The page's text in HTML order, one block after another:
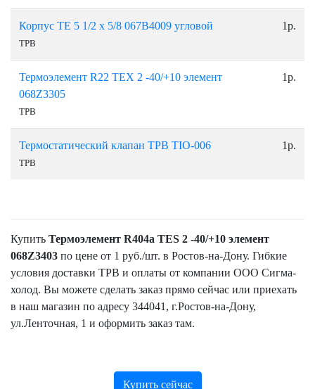
Корпус ТЕ 5 1/2 x 5/8 067B4009 угловой
ТРВ
1р.
Термоэлемент R22 TEX 2 -40/+10 элемент
068Z3305
ТРВ
1р.
Термостатический клапан ТРВ ТIO-006
ТРВ
1р.
Купить Термоэлемент R404a TES 2 -40/+10 элемент
068Z3403 по цене от 1 руб./шт. в Ростов-на-Дону. Гибкие
условия доставки ТРВ и оплаты от компании ООО Сигма-
холод. Вы можете сделать заказ прямо сейчас или приехать
в наш магазин по адресу 344041, г.Ростов-на-Дону,
ул.Ленточная, 1 и оформить заказ там.
Купить сейчас